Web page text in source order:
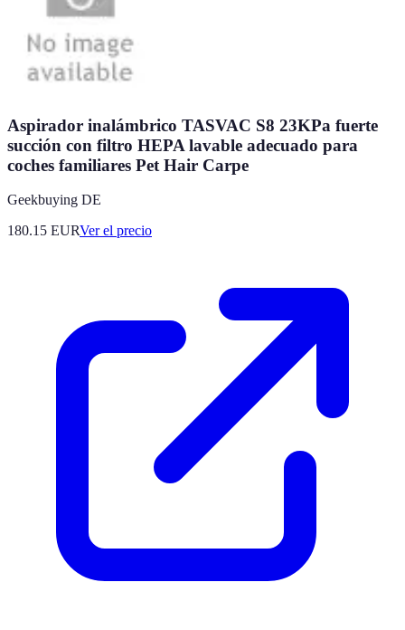
Aspirador inalámbrico TASVAC S8 23KPa fuerte
succión con filtro HEPA lavable adecuado para
coches familiares Pet Hair Carpe
Geekbuying DE
180.15 EURVer el precio